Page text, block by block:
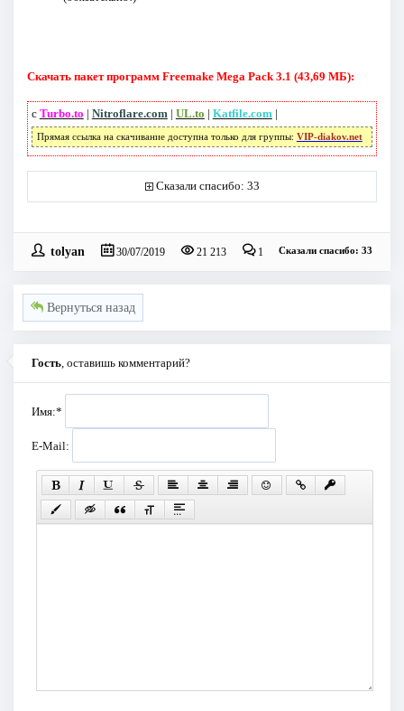
Скачать пакет программ Freemake Mega Pack 3.1 (43,69 МБ):
с Turbo.to | Nitroflare.com | UL.to | Katfile.com |
Прямая ссылка на скачивание доступна только для группы: VIP-diakov.net
Сказали спасибо: 33
tolyan 30/07/2019 21 213 1 Сказали спасибо: 33
Вернуться назад
Гость , оставишь комментарий?
Имя:*
E-Mail: